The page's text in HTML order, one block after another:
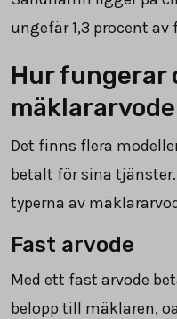
ungefär1,3 procent av
Hur fungerar
Det finns flera
betalt för sina
typerna av
Fast arvode
Med ett fast arvode
belopp till mäklaren,